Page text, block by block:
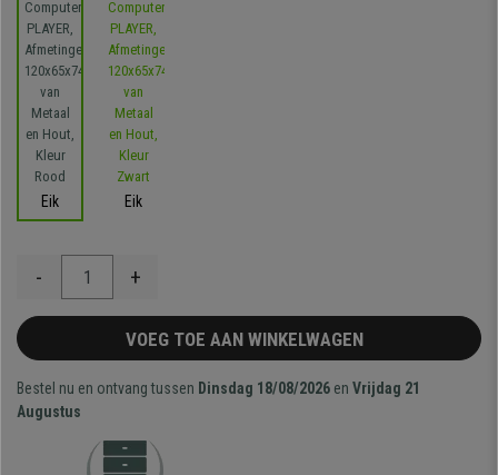
Eik Eik
- +
VOEG TOE AAN WINKELWAGEN
Bestel nu en ontvang tussen Dinsdag 18/08/2026 en Vrijdag 21
Augustus